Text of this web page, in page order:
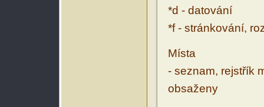
*d - datování
*f - stránkování,
Místa
- seznam, rejstřík
obsaženy